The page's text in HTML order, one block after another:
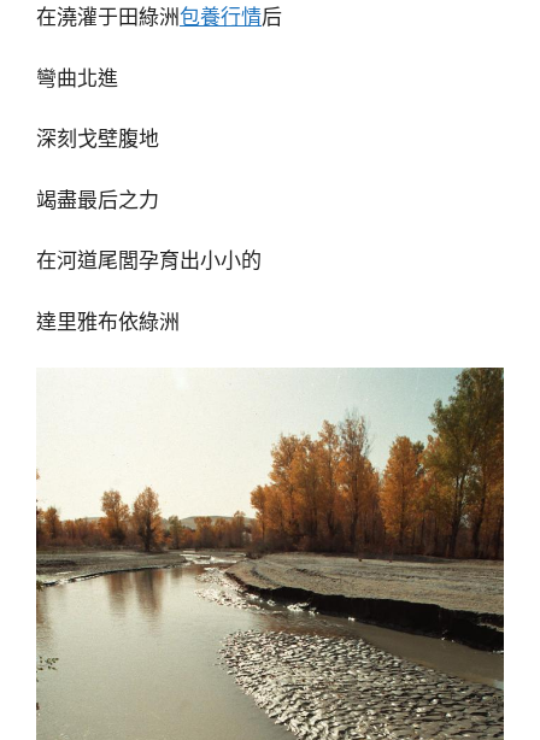
在澆灌于田綠洲包養行情后
彎曲北進
深刻戈壁腹地
竭盡最后之力
在河道尾閭孕育出小小的
達里雅布依綠洲